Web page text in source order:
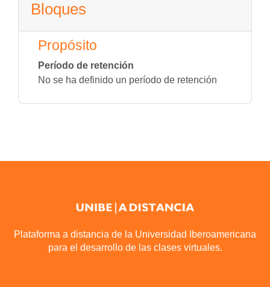
Bloques
Propósito
Período de retención
No se ha definido un período de retención
Plataforma a distancia de la Universidad Iberoamericana
para el desarrollo de las clases virtuales.